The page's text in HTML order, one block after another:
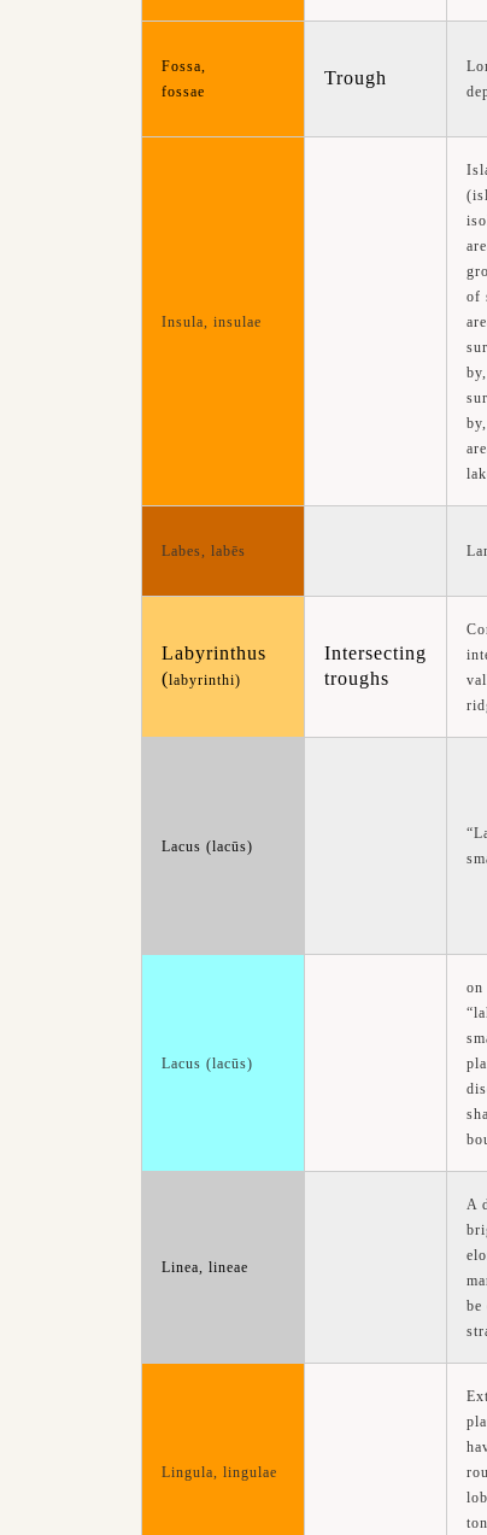
Fossa,
fossae
Trough
Insula, insulae
of
Labes, labēs
Labyrinthus
(labyrinthi)
Intersecting
troughs
Lacus (lacūs)
Lacus (lacūs)
on
Linea, lineae
A
be
Lingula, lingulae